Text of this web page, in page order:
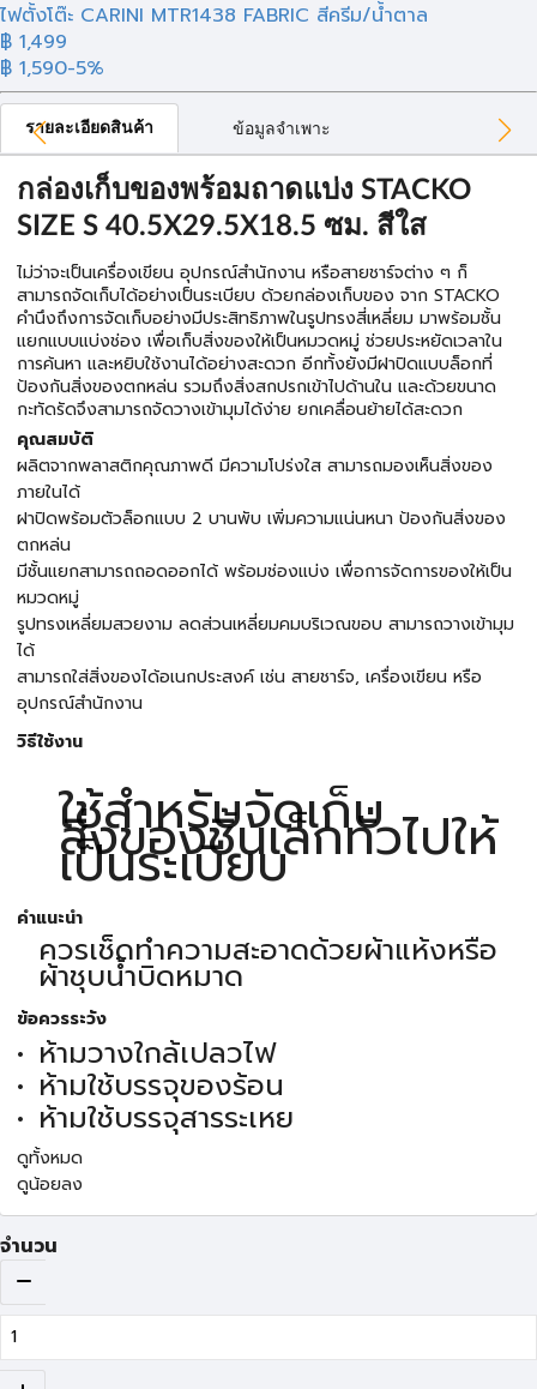
ไฟตั้งโต๊ะ CARINI MTR1438 FABRIC สีครีม/น้ำตาล
฿ 1,499
฿ 1,590-5%
รายละเอียดสินค้า ข้อมูลจำเพาะ
กล่องเก็บของพร้อมถาดแบ่ง STACKO
SIZE S 40.5X29.5X18.5 ซม. สีใส
ไม่ว่าจะเป็นเครื่องเขียน อุปกรณ์สำนักงาน หรือสายชาร์จต่าง ๆ ก็
สามารถจัดเก็บได้อย่างเป็นระเบียบ ด้วยกล่องเก็บของ จาก STACKO
คำนึงถึงการจัดเก็บอย่างมีประสิทธิภาพในรูปทรงสี่เหลี่ยม มาพร้อมชั้น
แยกแบบแบ่งช่อง เพื่อเก็บสิ่งของให้เป็นหมวดหมู่ ช่วยประหยัดเวลาใน
การค้นหา และหยิบใช้งานได้อย่างสะดวก อีกทั้งยังมีฝาปิดแบบล็อกที่
ป้องกันสิ่งของตกหล่น รวมถึงสิ่งสกปรกเข้าไปด้านใน และด้วยขนาด
กะทัดรัดจึงสามารถจัดวางเข้ามุมได้ง่าย ยกเคลื่อนย้ายได้สะดวก
คุณสมบัติ
ผลิตจากพลาสติกคุณภาพดี มีความโปร่งใส สามารถมองเห็นสิ่งของ
ภายในได้
ฝาปิดพร้อมตัวล็อกแบบ 2 บานพับ เพิ่มความแน่นหนา ป้องกันสิ่งของ
ตกหล่น
มีชั้นแยกสามารถถอดออกได้ พร้อมช่องแบ่ง เพื่อการจัดการของให้เป็น
หมวดหมู่
รูปทรงเหลี่ยมสวยงาม ลดส่วนเหลี่ยมคมบริเวณขอบ สามารถวางเข้ามุม
ได้
สามารถใส่สิ่งของได้อเนกประสงค์ เช่น สายชาร์จ, เครื่องเขียน หรือ
อุปกรณ์สำนักงาน
วิธีใช้งาน
ใช้สำหรับจัดเก็บ
สิ่งของชิ้นเล็กทั่วไปให้
เป็นระเบียบ
คำแนะนำ
ควรเช็ดทำความสะอาดด้วยผ้าแห้งหรือ
ผ้าชุบน้ำบิดหมาด
ข้อควรระวัง
ห้ามวางใกล้เปลวไฟ
ห้ามใช้บรรจุของร้อน
ห้ามใช้บรรจุสารระเหย
ดูทั้งหมด
ดูน้อยลง
จำนวน